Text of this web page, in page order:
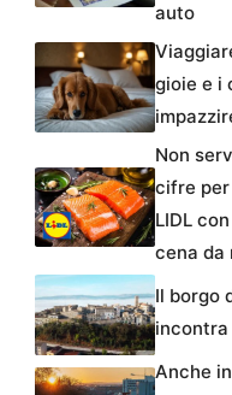
auto
gioie e i
Non
cifre per
LIDL
cena da
Il borgo
Anche